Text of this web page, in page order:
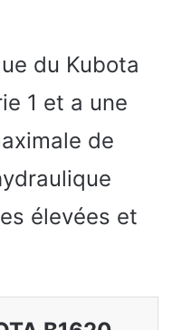
du Kubota
1 et a une
de
élevées et